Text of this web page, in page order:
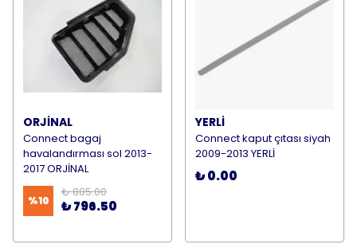
ORJİNAL
Connect bagaj
havalandırması sol 2013-
2017 ORJİNAL
%10
₺ 885.00
₺ 796.50
YERLİ
Connect kaput çıtası siyah
2009-2013 YERLİ
₺ 0.00